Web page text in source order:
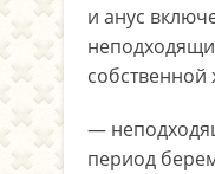
и анус
—
период